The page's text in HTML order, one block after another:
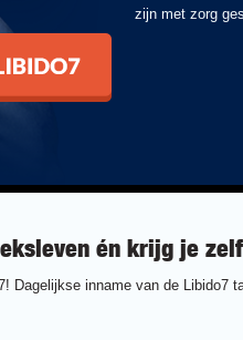
zijn met zorg
én krijg je
Dagelijkse inname van de Libido7